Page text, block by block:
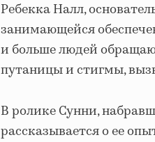
Ребекка Налл,
занимающейся
и больше людей
путаницы и стигмы,
В ролике Сунни,
рассказывается о ее